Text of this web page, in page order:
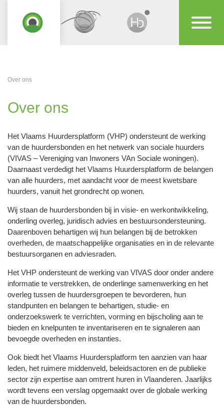
Over ons
Over ons
Het Vlaams Huurdersplatform (VHP) ondersteunt de werking
van de huurdersbonden en het netwerk van sociale huurders
(VIVAS – Vereniging van Inwoners VAn Sociale woningen).
Daarnaast verdedigt het Vlaams Huurdersplatform de belangen
van alle huurders, met aandacht voor de meest kwetsbare
huurders, vanuit het grondrecht op wonen.
Wij staan de huurdersbonden bij in visie- en werkontwikkeling,
onderling overleg, juridisch advies en bestuursondersteuning.
Daarenboven behartigen wij hun belangen bij de betrokken
overheden, de maatschappelijke organisaties en in de relevante
bestuursorganen en adviesraden.
Het VHP ondersteunt de werking van VIVAS door onder andere
informatie te verstrekken, de onderlinge samenwerking en het
overleg tussen de huurdersgroepen te bevorderen, hun
standpunten en belangen te behartigen, studie- en
onderzoekswerk te verrichten, vorming en bijscholing aan te
bieden en knelpunten te inventariseren en te signaleren aan
bevoegde overheden en instanties.
Ook biedt het Vlaams Huurdersplatform ten aanzien van haar
leden, het ruimere middenveld, beleidsactoren en de publieke
sector zijn expertise aan omtrent huren in Vlaanderen. Jaarlijks
wordt tevens een verslag opgemaakt over de globale werking
van de huurdersbonden.